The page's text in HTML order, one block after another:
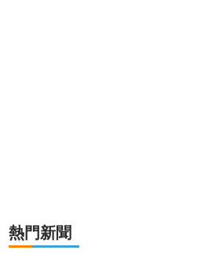
熱門新聞